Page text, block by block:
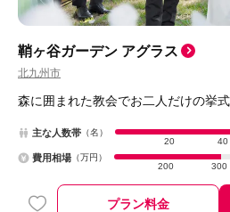
鞘ヶ谷ガーデン アグラス
北九州市
森に囲まれた教会でお二人だけの挙
主な人数帯 （名）
20
40
費用相場 （万円）
200
300
プラン料金